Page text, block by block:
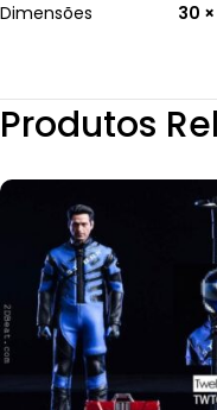
Dimensões 30
Produtos